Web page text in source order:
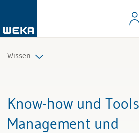
Wissen
Management
Know-how und
Management und